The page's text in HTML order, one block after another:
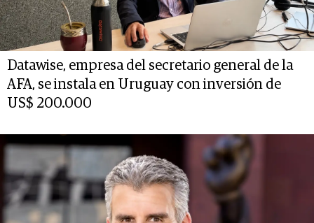
Datawise, empresa del secretario general de la
AFA, se instala en Uruguay con inversión de
US$ 200.000